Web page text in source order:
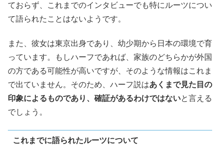
ておらず、これまでのインタビューでも特にルーツについ
て語られたことはないようです。
また、彼女は東京出身であり、幼少期から日本の環境で育
っています。もしハーフであれば、家族のどちらかが外国
の方である可能性が高いですが、そのような情報はこれま
で出ていません。そのため、ハーフ説はあくまで見た目の
印象によるものであり、確証があるわけではないと言える
でしょう。
これまでに語られたルーツについて